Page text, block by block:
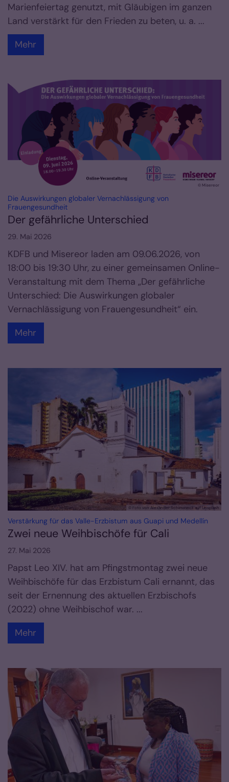
Marienfeiertag genutzt, mit Gläubigen im ganzen
Land verstärkt für den Frieden zu beten, u. a. ...
Mehr
© Misereor
Die Auswirkungen globaler Vernachlässigung von
Frauengesundheit
Der gefährliche Unterschied
29. Mai 2026
KDFB und Misereor laden am 09.06.2026, von
18:00 bis 19:30 Uhr, zu einer gemeinsamen Online-
Veranstaltung mit dem Thema „Der gefährliche
Unterschied: Die Auswirkungen globaler
Vernachlässigung von Frauengesundheit“ ein.
Mehr
© Foto von Alexander Schimmeck auf Unsplash
Verstärkung für das Valle-Erzbistum aus Guapi und Medellín
Zwei neue Weihbischöfe für Cali
27. Mai 2026
Papst Leo XIV. hat am Pfingstmontag zwei neue
Weihbischöfe für das Erzbistum Cali ernannt, das
seit der Ernennung des aktuellen Erzbischofs
(2022) ohne Weihbischof war. ...
Mehr